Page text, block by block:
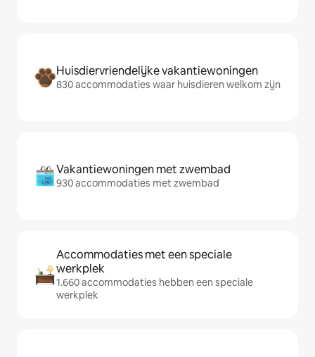
Huisdiervriendelijke vakantiewoningen
830 accommodaties waar huisdieren welkom zijn
Vakantiewoningen met zwembad
930 accommodaties met zwembad
Accommodaties met een speciale
werkplek
1.660 accommodaties hebben een speciale
werkplek